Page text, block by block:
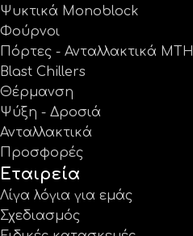
Ψυκτικά Monoblock
Φούρνοι
Πόρτες - Ανταλλακτικά MTH
Blast Chillers
Θέρμανση
Ψύξη - Δροσιά
Ανταλλακτικά
Προσφορές
Εταιρεία
Λίγα λόγια για εμάς
Σχεδιασμός